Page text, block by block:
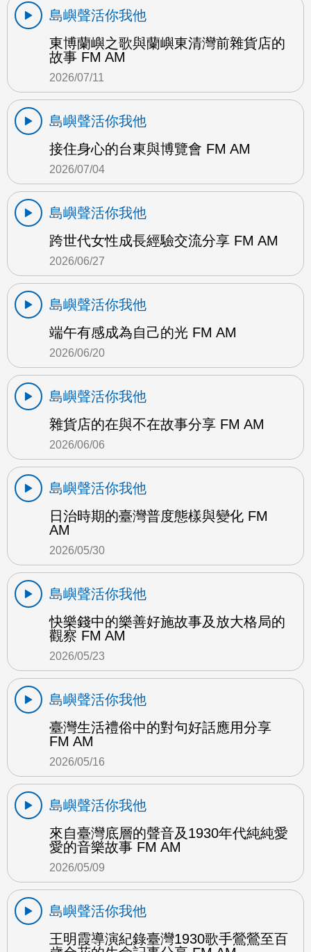
島嶼聲活你我他
東博蘭嶼之歌與蘭嶼東清灣前雜貨店的
故事 FM AM
2026/07/11
島嶼聲活你我他
接住身心的台東與博覽會 FM AM
2026/07/04
島嶼聲活你我他
跨世代女性成長經驗交流分享 FM AM
2026/06/27
島嶼聲活你我他
端午有感成為自己的光 FM AM
2026/06/20
島嶼聲活你我他
雜貨店的在與不在故事分享 FM AM
2026/06/06
島嶼聲活你我他
日治時期的臺灣普度態樣與變化 FM
AM
2026/05/30
島嶼聲活你我他
快樂錢中的樂善好施故事及放大格局的
觀察 FM AM
2026/05/23
島嶼聲活你我他
臺灣生活禮俗中的對句好話應用分享
FM AM
2026/05/16
島嶼聲活你我他
來自臺灣底層的聲音及1930年代純純愛
愛的音樂故事 FM AM
2026/05/09
島嶼聲活你我他
王明霞導演紀錄臺灣1930歌手鶯鶯至百